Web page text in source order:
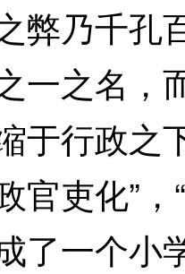
弊乃千
一之名，
于行政
官吏化”
了一个小